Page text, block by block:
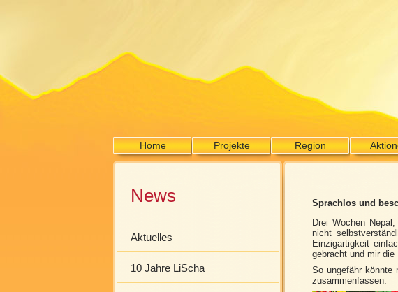
Home Projekte Region
News
Aktuelles
10 Jahre LiScha
Sprachlos und
Drei Wochen
nicht
Einzigartigkeit
gebracht und mir
So ungefähr könnte
zusammenfassen.